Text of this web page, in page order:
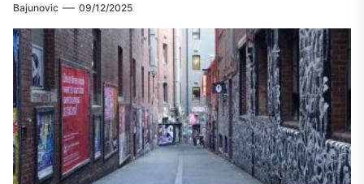
Bajunovic 09/12/2025